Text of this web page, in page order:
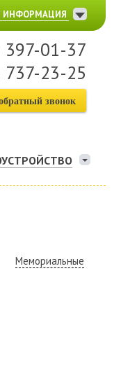
ИНФОРМАЦИЯ
397-01-37
737-23-25
звонок
Мемориальные